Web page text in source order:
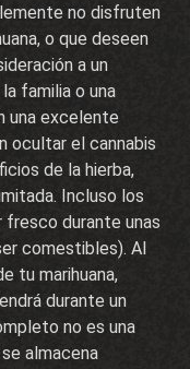
no disfruten
o que deseen
a un
familia o una
una excelente
ocultar el cannabis
de la hierba,
Incluso los
durante unas
comestibles). Al
tu marihuana,
durante un
no es una
almacena